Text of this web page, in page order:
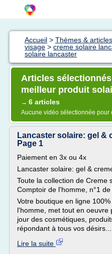
Accueil > Thèmes &
visage > creme solaire
solaire lancaster
Articles
meilleur produit
→ 6 articles
Aucune vidéo sélectionnée pour
Lancaster solaire: gel &
Page 1
Paiement en 3x ou 4x
Lancaster solaire: gel &
Toute la collection de Creme
Comptoir de l'homme, n°1
Votre boutique en ligne
l'homme, met tout en
jour des cosmétiques,
répondant à tous vos désirs....
Lire la suite